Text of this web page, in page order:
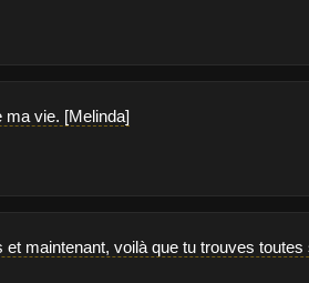
vie. [Melinda]
maintenant, voilà que tu trouves